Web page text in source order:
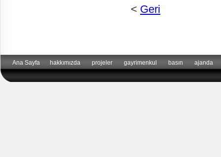
< Geri
Ana Sayfa hakkımızda projeler gayrimenkul basın ajanda